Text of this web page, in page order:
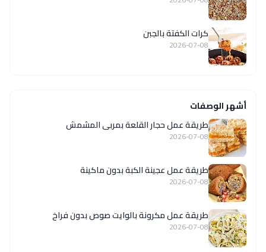
كرات الكفتة بالجبن
2026-07-08
أشهر الوصفات
طريقة عمل حجار القلعة بمربى المشمش
2026-07-08
طريقة عمل عجينة الكبة بدون ماكينة
2026-07-08
طريقة عمل مكرونة بالوايت صوص بدون فراخ
2026-07-08